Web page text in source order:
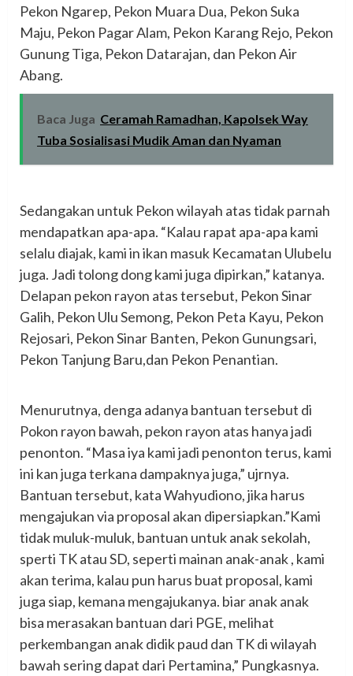
Pekon Ngarep, Pekon Muara Dua, Pekon Suka
Maju, Pekon Pagar Alam, Pekon Karang Rejo, Pekon
Gunung Tiga, Pekon Datarajan, dan Pekon Air
Abang.
Baca Juga Ceramah Ramadhan, Kapolsek Way
Tuba Sosialisasi Mudik Aman dan Nyaman
Sedangakan untuk Pekon wilayah atas tidak parnah
mendapatkan apa-apa. “Kalau rapat apa-apa kami
selalu diajak, kami in ikan masuk Kecamatan Ulubelu
juga. Jadi tolong dong kami juga dipirkan,” katanya.
Delapan pekon rayon atas tersebut, Pekon Sinar
Galih, Pekon Ulu Semong, Pekon Peta Kayu, Pekon
Rejosari, Pekon Sinar Banten, Pekon Gunungsari,
Pekon Tanjung Baru,dan Pekon Penantian.
Menurutnya, denga adanya bantuan tersebut di
Pokon rayon bawah, pekon rayon atas hanya jadi
penonton. “Masa iya kami jadi penonton terus, kami
ini kan juga terkana dampaknya juga,” ujrnya.
Bantuan tersebut, kata Wahyudiono, jika harus
mengajukan via proposal akan dipersiapkan.”Kami
tidak muluk-muluk, bantuan untuk anak sekolah,
sperti TK atau SD, seperti mainan anak-anak , kami
akan terima, kalau pun harus buat proposal, kami
juga siap, kemana mengajukanya. biar anak anak
bisa merasakan bantuan dari PGE, melihat
perkembangan anak didik paud dan TK di wilayah
bawah sering dapat dari Pertamina,” Pungkasnya.